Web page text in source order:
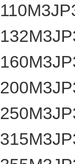
110
132
160
200
250
315